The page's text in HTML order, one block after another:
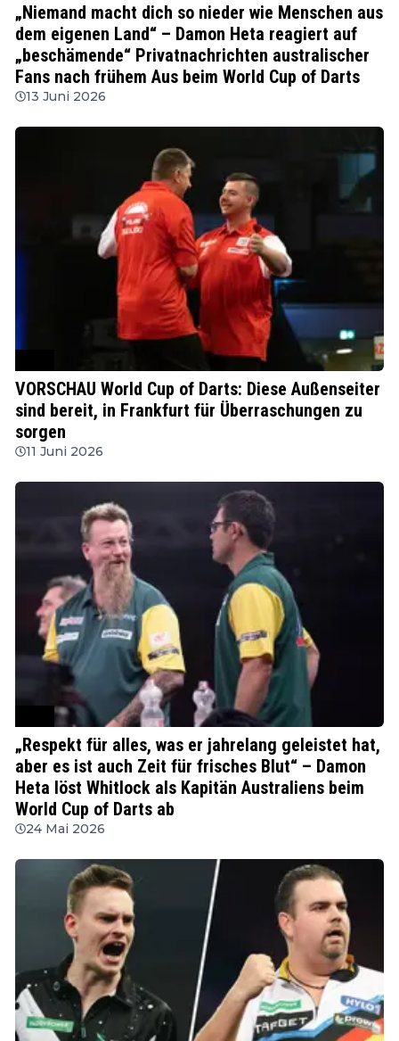
„Niemand macht dich so nieder wie Menschen aus
dem eigenen Land“ – Damon Heta reagiert auf
„beschämende“ Privatnachrichten australischer
Fans nach frühem Aus beim World Cup of Darts
13 Juni 2026
VORSCHAU World Cup of Darts: Diese Außenseiter
sind bereit, in Frankfurt für Überraschungen zu
sorgen
11 Juni 2026
„Respekt für alles, was er jahrelang geleistet hat,
aber es ist auch Zeit für frisches Blut“ – Damon
Heta löst Whitlock als Kapitän Australiens beim
World Cup of Darts ab
24 Mai 2026